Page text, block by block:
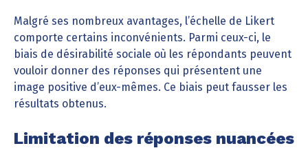
Malgré ses nombreux avantages, l’échelle de Likert
comporte certains inconvénients. Parmi ceux-ci, le
biais de désirabilité sociale où les répondants peuvent
vouloir donner des réponses qui présentent une
image positive d’eux-mêmes. Ce biais peut fausser les
résultats obtenus.
Limitation des réponses nuancées